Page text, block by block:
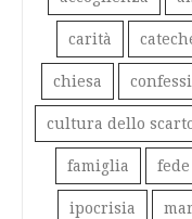
carità
chiesa
cultura dello
famiglia fede
ipocrisia